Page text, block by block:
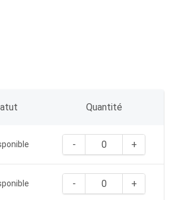
Quantité